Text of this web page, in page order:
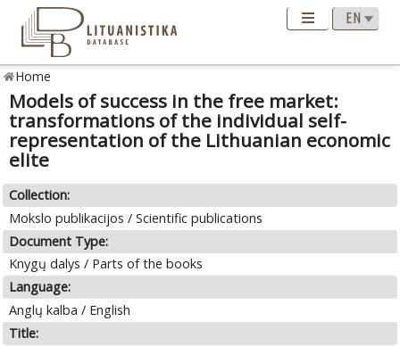
Home
Models of success in the free market:
transformations of the individual self-
representation of the Lithuanian economic
elite
Collection:
Mokslo publikacijos / Scientific publications
Document Type:
Knygų dalys / Parts of the books
Language:
Anglų kalba / English
Title: